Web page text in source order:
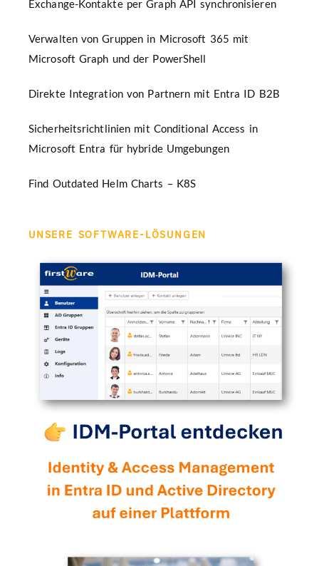
Exchange-Kontakte per Graph API synchronisieren
Verwalten von Gruppen in Microsoft 365 mit
Microsoft Graph und der PowerShell
Direkte Integration von Partnern mit Entra ID B2B
Sicherheitsrichtlinien mit Conditional Access in
Microsoft Entra für hybride Umgebungen
Find Outdated Helm Charts – K8S
UNSERE SOFTWARE-LÖSUNGEN